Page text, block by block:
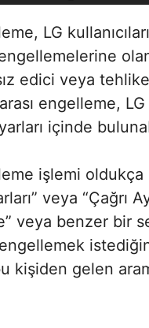
LG
engellemelerine
edici veya
engelleme,
içinde
işlemi
veya “Çağrı
veya benzer bir
kişiden gelen